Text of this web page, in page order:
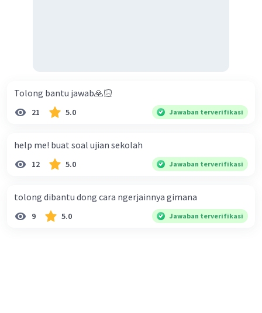
Tolong bantu jawab🙏🏻
21 5.0 Jawaban terverifikasi
help me! buat soal ujian sekolah
12 5.0 Jawaban terverifikasi
tolong dibantu dong cara ngerjainnya gimana
9 5.0 Jawaban terverifikasi